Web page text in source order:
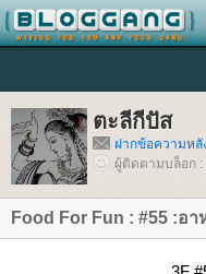
ตะลีกีปัส
ฝากข้อความหลั
ผู้ติดตามบล็อก :
Food For Fun : #55 :อ